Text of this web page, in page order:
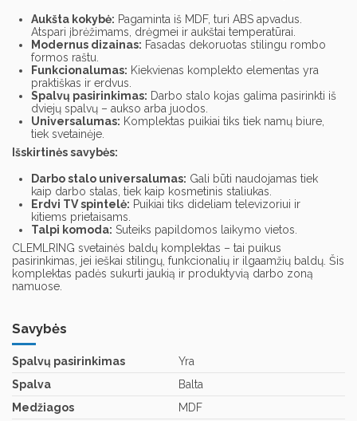
Aukšta kokybė: Pagaminta iš MDF, turi ABS apvadus.
Atspari įbrėžimams, drėgmei ir aukštai temperatūrai.
Modernus dizainas: Fasadas dekoruotas stilingu rombo
formos raštu.
Funkcionalumas: Kiekvienas komplekto elementas yra
praktiškas ir erdvus.
Spalvų pasirinkimas: Darbo stalo kojas galima pasirinkti iš
dviejų spalvų – aukso arba juodos.
Universalumas: Komplektas puikiai tiks tiek namų biure,
tiek svetainėje.
Išskirtinės savybės:
Darbo stalo universalumas: Gali būti naudojamas tiek
kaip darbo stalas, tiek kaip kosmetinis staliukas.
Erdvi TV spintelė: Puikiai tiks dideliam televizoriui ir
kitiems prietaisams.
Talpi komoda: Suteiks papildomos laikymo vietos.
CLEMLRING svetainės baldų komplektas – tai puikus
pasirinkimas, jei ieškai stilingų, funkcionalių ir ilgaamžių baldų. Šis
komplektas padės sukurti jaukią ir produktyvią darbo zoną
namuose.
Savybės
Spalvų pasirinkimas
Yra
Spalva
Balta
Medžiagos
MDF